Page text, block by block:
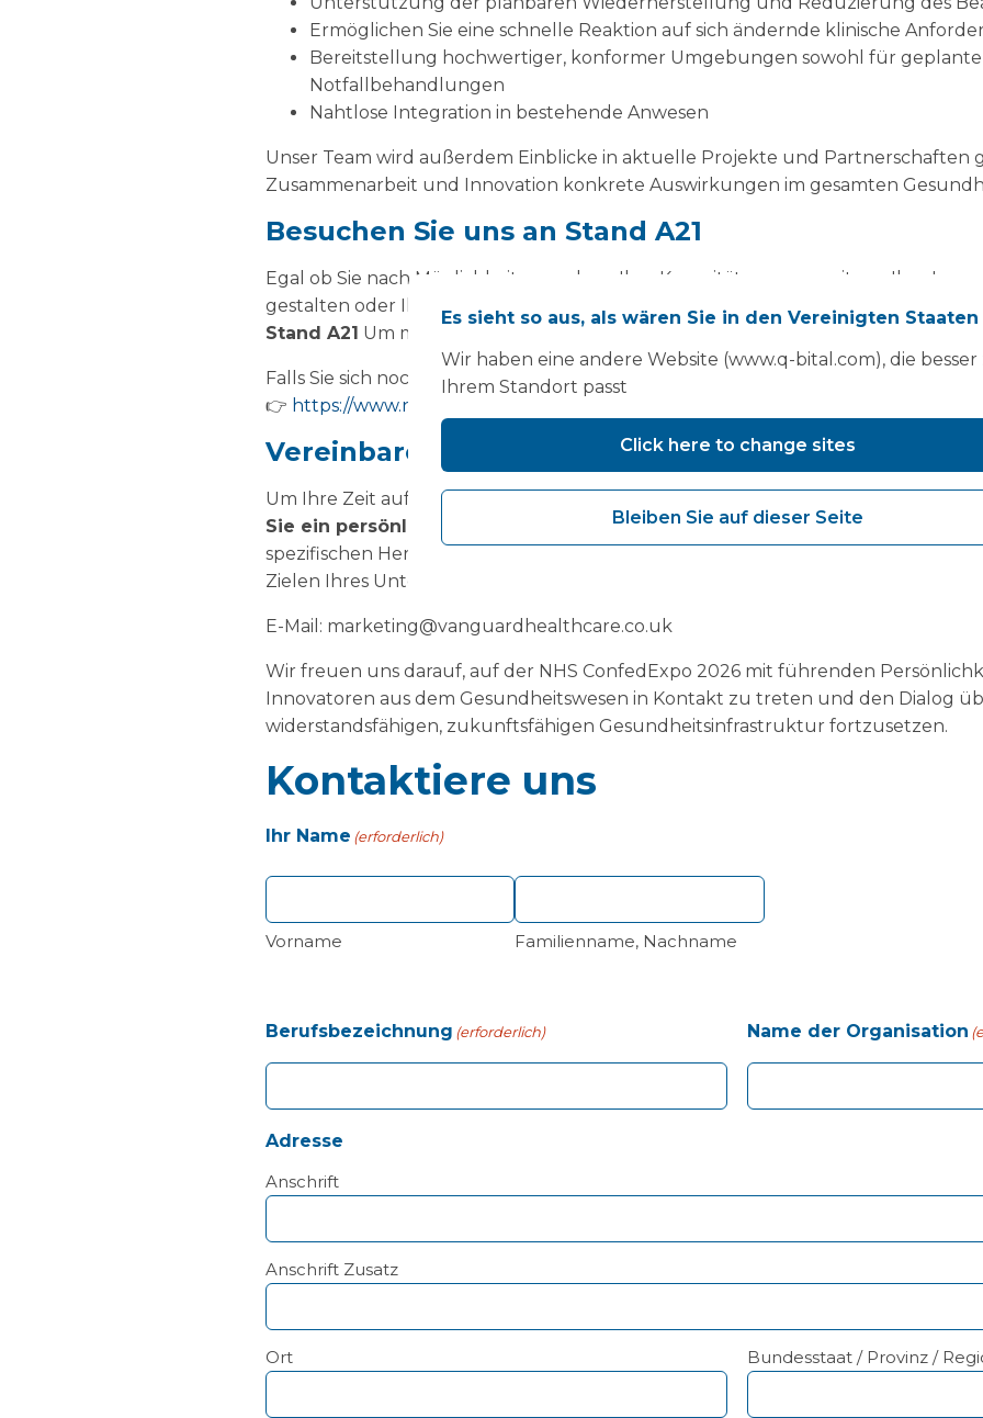
Ermöglichen Sie eine schnelle Reaktion auf sich ändernde klinische
Bereitstellung hochwertiger, konformer Umgebungen sowohl für
Notfallbehandlungen
Nahtlose Integration in bestehende Anwesen
Unser Team wird außerdem Einblicke in aktuelle Projekte und Partnerschaften
Zusammenarbeit und Innovation konkrete Auswirkungen im gesamten
Besuchen Sie uns an Stand A21
Egal ob Sie nach Möglichkeiten suchen, Ihre Kapazitäten zu erweitern, Ihre
gestalten oder Ihre Dienstleistungen effizienter zu erbringen, wir laden Sie
Stand A21 Um mehr darüber zu erfahren, wie Vanguard Ihre Organisation
Falls Sie sich noch nicht für die Veranstaltung angemeldet haben, können Sie dies
👉 https://www.nhsconfed.org/news/registration-opens-nhs-confedexpo-2026
Vereinbaren Sie ein Einzelgespräch
Um Ihre Zeit auf der NHS ConfedExpo optimal zu nutzen, empfehlen wir Ihnen
Sie ein persönliches Gespräch mit unserem Team.Im Voraus. Dadurch
spezifischen Herausforderungen konzentrieren und maßgeschneiderte
Zielen Ihres Unternehmens übereinstimmen.
E-Mail: marketing@vanguardhealthcare.co.uk
Wir freuen uns darauf, auf der NHS ConfedExpo 2026 mit führenden
Innovatoren aus dem Gesundheitswesen in Kontakt zu treten und den Dialog
widerstandsfähigen, zukunftsfähigen Gesundheitsinfrastruktur fortzusetzen.
Kontaktiere uns
Ihr Name (erforderlich)
Vorname Familienname, Nachname
Berufsbezeichnung (erforderlich) Name der Organisation
Adresse
Anschrift
Anschrift Zusatz
Ort Bundesstaat / Provinz /
Es sieht so aus, als wären Sie in den Vereinigten Staaten
Wir haben eine andere Website (www.q-bital.com), die besser
Ihrem Standort passt
Click here to change sites
Bleiben Sie auf dieser Seite